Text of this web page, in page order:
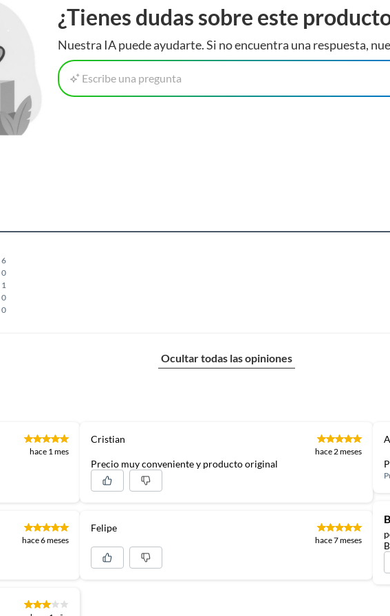
¿Tienes dudas sobre este
Nuestra IA puede ayudarte. Si no encuentra una respuesta,
Escribe una pregunta
0
0
1
0
6
Ocultar todas las opiniones
hace 1 mes
hace 6 meses
Cristian
hace 2 meses
Precio muy conveniente y producto original
Felipe
hace 7 meses